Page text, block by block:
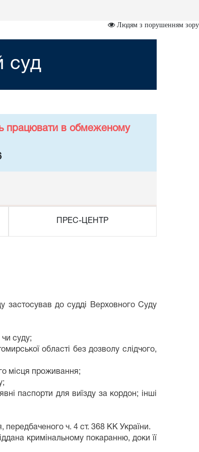
Людям з порушенням зору
суд
працювати в обмеженому
ПРЕС-ЦЕНТР
застосував до судді Верховного Суду
суду;
області без дозволу слідчого,
місця проживання;
паспорти для виїзду за кордон; інші
ч. 4 ст. 368 КК України.
кримінальному покаранню, доки її